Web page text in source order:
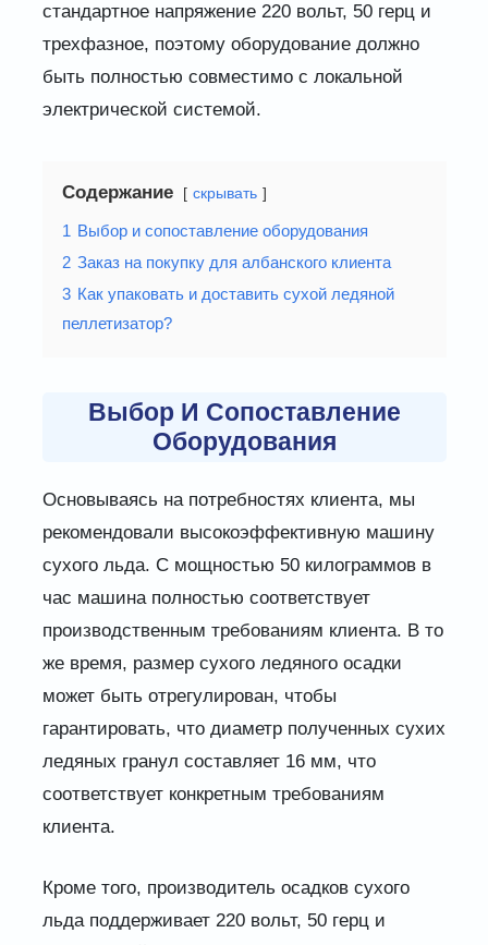
стандартное напряжение 220 вольт, 50 герц и
трехфазное, поэтому оборудование должно
быть полностью совместимо с локальной
электрической системой.
Содержание скрывать
1 Выбор и сопоставление оборудования
2 Заказ на покупку для албанского клиента
3 Как упаковать и доставить сухой ледяной
пеллетизатор?
Выбор И Сопоставление
Оборудования
Основываясь на потребностях клиента, мы
рекомендовали высокоэффективную машину
сухого льда. С мощностью 50 килограммов в
час машина полностью соответствует
производственным требованиям клиента. В то
же время, размер сухого ледяного осадки
может быть отрегулирован, чтобы
гарантировать, что диаметр полученных сухих
ледяных гранул составляет 16 мм, что
соответствует конкретным требованиям
клиента.
Кроме того, производитель осадков сухого
льда поддерживает 220 вольт, 50 герц и